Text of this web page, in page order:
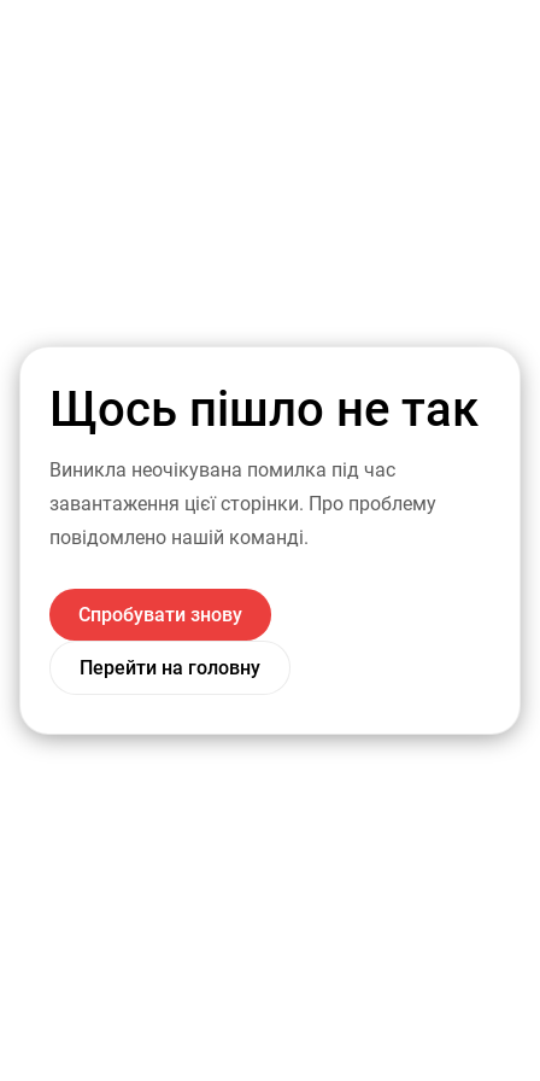
Щось пішло не так
Виникла неочікувана помилка під час
завантаження цієї сторінки. Про проблему
повідомлено нашій команді.
Спробувати знову
Перейти на головну